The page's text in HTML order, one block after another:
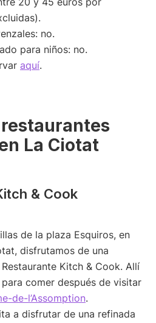
no.
para niños: no.
aquí.
La Ciotat
& Cook
de la plaza Esquiros, en
disfrutamos de una
Kitch & Cook. Allí
comer después de visitar
de-l’Assomption.
a disfrutar de una refinada